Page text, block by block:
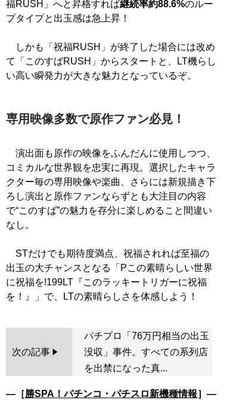
福RUSH」へと昇格すれば継続率約88.6%のルー
プタイプと出玉感は急上昇！
しかも「祝福RUSH」が終了した場合には改め
て「このすばRUSH」からスタートと、LT機らし
い高い瞬発力が大きな魅力となっているぞ。
専用映像多数で原作ファン必見！
演出面も原作の映像をふんだんに使用しつつ、
コミカルな世界観を忠実に再現。選択したキャラ
クター毎の専用映像や楽曲、さらには新規描き下
ろし演出と原作ファンならずとも大注目の内容
で“このすば”の魅力を存分に楽しめること間違い
なし。
STだけでも期待度満点、祝福されれば至福の
出玉の大チャンスとなる「Pこの素晴らしい世界
に祝福を!199LT『このラッキートリガーに祝福
次の記事
パチプロ「76万円相当の出玉
没収」事件。すべての系列店
を出禁になった真...
―［勝SPA！パチンコ・パチスロ新機種情報］―